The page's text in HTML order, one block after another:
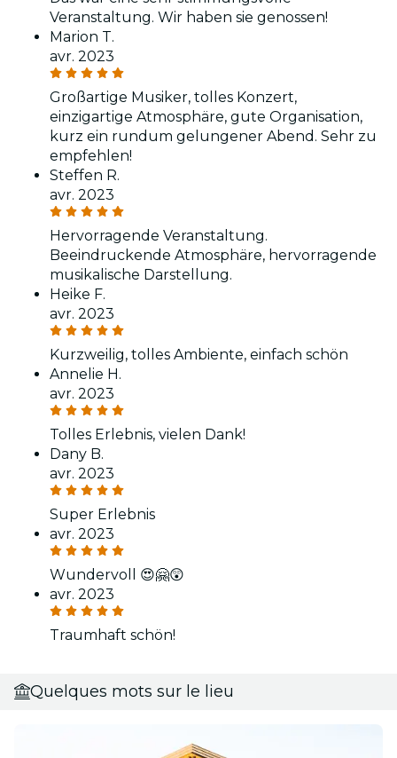
Veranstaltung. Wir haben sie genossen!
Marion T.
avr. 2023
Großartige Musiker, tolles Konzert,
einzigartige Atmosphäre, gute Organisation,
kurz ein rundum gelungener Abend. Sehr zu
empfehlen!
Steffen R.
avr. 2023
Hervorragende Veranstaltung.
Beeindruckende Atmosphäre, hervorragende
musikalische Darstellung.
Heike F.
avr. 2023
Kurzweilig, tolles Ambiente, einfach schön
Annelie H.
avr. 2023
Tolles Erlebnis, vielen Dank!
Dany B.
avr. 2023
Super Erlebnis
avr. 2023
Wundervoll 😍🤗😲
avr. 2023
Traumhaft schön!
Quelques mots sur le lieu